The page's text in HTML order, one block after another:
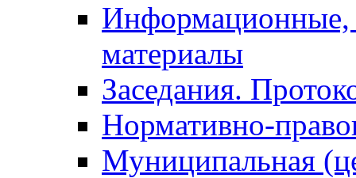
Информационные,
материалы
Заседания.
Нормативно-
Муниципальная